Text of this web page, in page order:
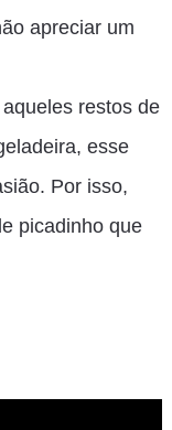
apreciar um
restos de
esse
Por isso,
picadinho que